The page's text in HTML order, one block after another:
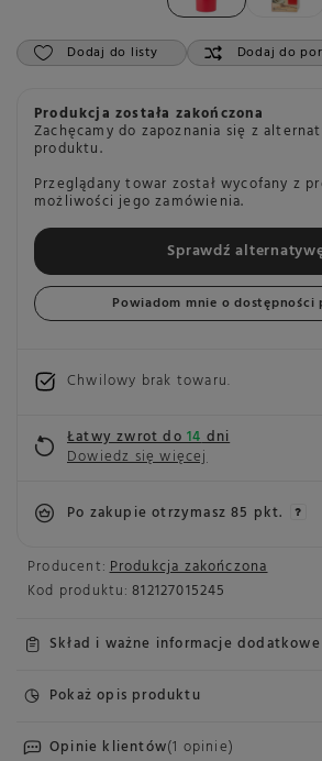
Dodaj do listy Dodaj do
Producent: Produkcja zakończona
Kod produktu: 812127015245
Skład i ważne informacje dodatkowe
Pokaż opis produktu
Opinie klientów(1 opinie)
Produkcja została zakończona
Zachęcamy do zapoznania się z
produktu.
Przeglądany towar został wycofany z
możliwości jego zamówienia.
Sprawdź
Powiadom mnie o dostępności
Chwilowy brak towaru
Łatwy zwrot do14dni
Dowiedz się więcej
Po zakupie otrzymasz85 pkt.